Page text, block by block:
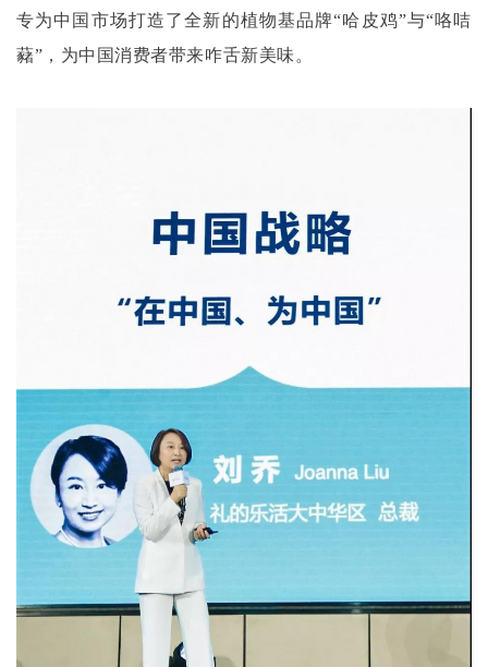
专为中国市场打造了全新的植物基品牌“哈皮鸡”与“咯咭
藸”，为中国消费者带来咋舌新美味。